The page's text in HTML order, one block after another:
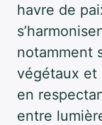
havre de
notamment
végétaux et
en
entre